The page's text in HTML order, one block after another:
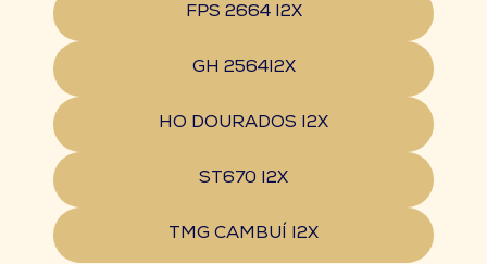
FPS 2664 I2X
GH 2564I2X
HO DOURADOS I2X
ST670 I2X
TMG CAMBUÍ I2X